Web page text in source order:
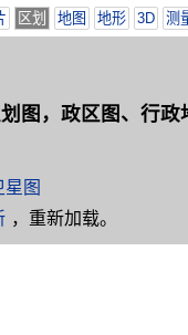
区划 地图 地形 3D 测
图，政区图、行政
星图
，重新加载。